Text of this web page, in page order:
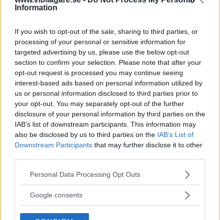
Information
If you wish to opt-out of the sale, sharing to third parties, or
processing of your personal or sensitive information for
targeted advertising by us, please use the below opt-out
section to confirm your selection. Please note that after your
opt-out request is processed you may continue seeing
interest-based ads based on personal information utilized by
us or personal information disclosed to third parties prior to
your opt-out. You may separately opt-out of the further
disclosure of your personal information by third parties on the
IAB’s list of downstream participants. This information may
also be disclosed by us to third parties on the IAB’s List of
Downstream Participants that may further disclose it to other
Please note that this website/app uses one or more Google
not limited to your visit or usage behaviour. You may click to
use your data for below specified purposes in below Google
Personal Data Processing Opt Outs
Google consents
NYBILSTEST 14 februari 2012
köra, Opel Astra Sports Tourer smartast att lasta och
kompetenta familjefraktare i klassen under Volvo V70. Men
vilken är den bästa folkkombin när alla egenskaper vägs
samman?
24 kommentarer Gasa (3) Bromsa (8)
Biltest: Ford Focus
Kombi, Opel Astra ST,
Peugeot 308 SW (2012)
14 februari 2012
Ford Focus Kombi är roligast att
köra, Opel Astra Sports Tourer smartast att lasta och
Peugeot 308 SW billigast att köpa. Alla tre är rymliga och
kompetenta familjefraktare i klassen under Volvo V70. Men
vilken är den bästa folkkombin när alla egenskaper vägs
samman?